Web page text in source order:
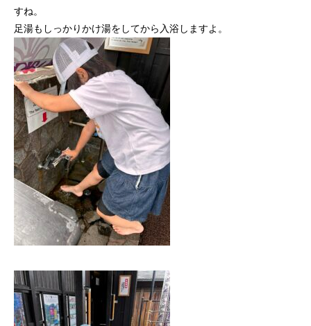
すね。
足湯もしっかりかけ湯をしてから入浴しますよ。